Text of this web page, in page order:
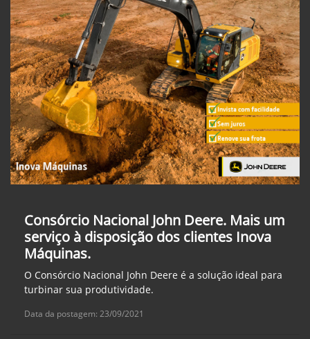
Consórcio Nacional John Deere. Mais um
serviço à disposição dos clientes Inova
Máquinas.
O Consórcio Nacional John Deere é a solução ideal para
turbinar sua produtividade.
Data da postagem: 23/09/2021